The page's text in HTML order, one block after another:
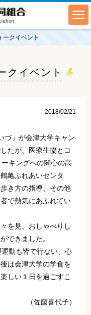
ークイベント
クイベント
2018/02/21
づ」が会津大学キャン
たが、医療生協とコ
キングへの関心の高
亀ふれあいセンタ
き方の指導、その他
で熱気にあふれてい
を見、おしゃべりし
できました。
動も皆で行ない、心
は会津大学の学食を
しい１日を過ごすこ
（佐藤喜代子）